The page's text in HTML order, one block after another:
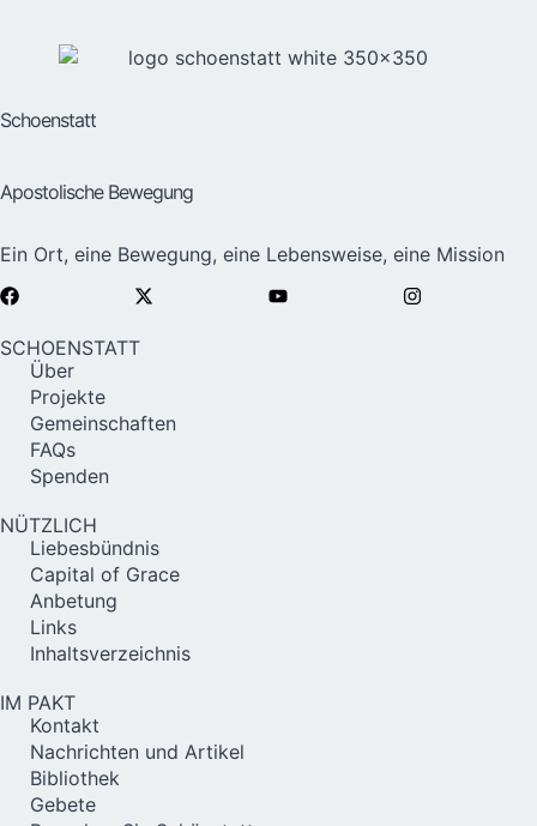
Schoenstatt
Apostolische Bewegung
Ein Ort, eine Bewegung, eine Lebensweise, eine Mission
SCHOENSTATT
Über
Projekte
Gemeinschaften
FAQs
Spenden
NÜTZLICH
Liebesbündnis
Capital of Grace
Anbetung
Links
Inhaltsverzeichnis
IM PAKT
Kontakt
Nachrichten und Artikel
Bibliothek
Gebete